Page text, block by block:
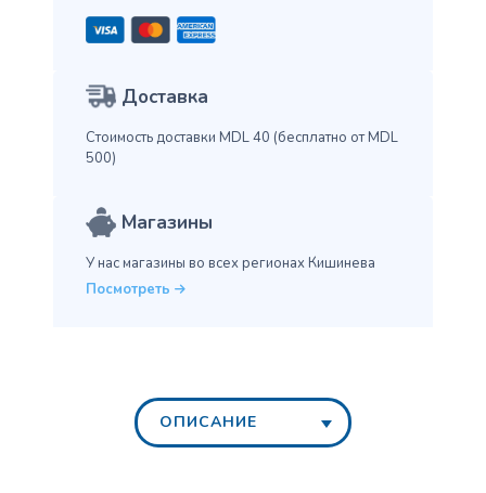
Доставка
Стоимость доставки MDL 40 (бесплатно от MDL
500)
Магазины
У нас магазины во всех регионах Кишинева
Посмотреть
ОПИСАНИЕ